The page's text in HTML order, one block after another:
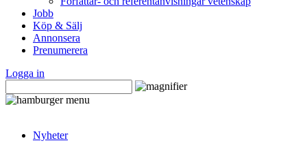
Jobb
Köp & Sälj
Annonsera
Prenumerera
Logga in
Nyheter